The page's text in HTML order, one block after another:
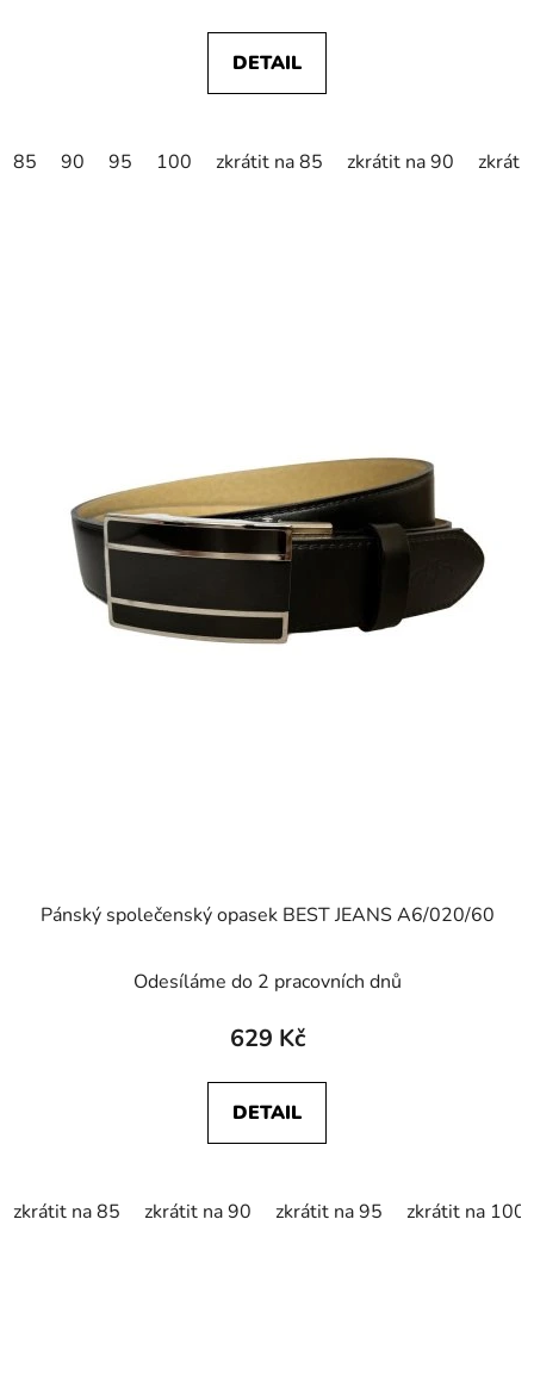
DETAIL
85 90 95 100 zkrátit na 85 zkrátit na 90
Pánský společenský opasek BEST JEANS A6/020/60
Odesíláme do 2 pracovních dnů
629 Kč
DETAIL
zkrátit na 85 zkrátit na 90 zkrátit na 95 zkrátit na 100